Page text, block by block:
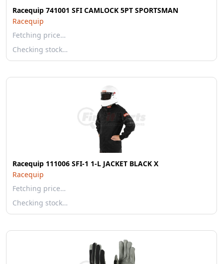
Racequip 741001 SFI CAMLOCK 5PT SPORTSMAN
Racequip
Fetching price…
Checking stock…
Racequip 111006 SFI-1 1-L JACKET BLACK X
Racequip
Fetching price…
Checking stock…